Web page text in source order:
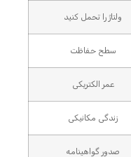
ولتاژ را تحمل کنید
سطح حفاظت
عمر الکتریکی
زندگی مکانیکی
صدور گواهینامه